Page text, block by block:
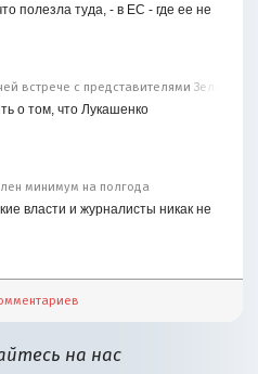
туда, - в ЕС - где ее не
встрече с представителями
о том, что Лукашенко
минимум на полгода
власти и журналисты никак не
на нас